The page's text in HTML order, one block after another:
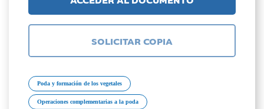
SOLICITAR COPIA
Poda y formación de los vegetales
Operaciones complementarias a la poda